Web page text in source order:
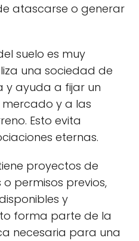
atascarse o generar
suelo es muy
una sociedad de
ayuda a fijar un
y a las
Esto evita
eternas.
proyectos de
permisos previos,
y
forma parte de la
necesaria para una